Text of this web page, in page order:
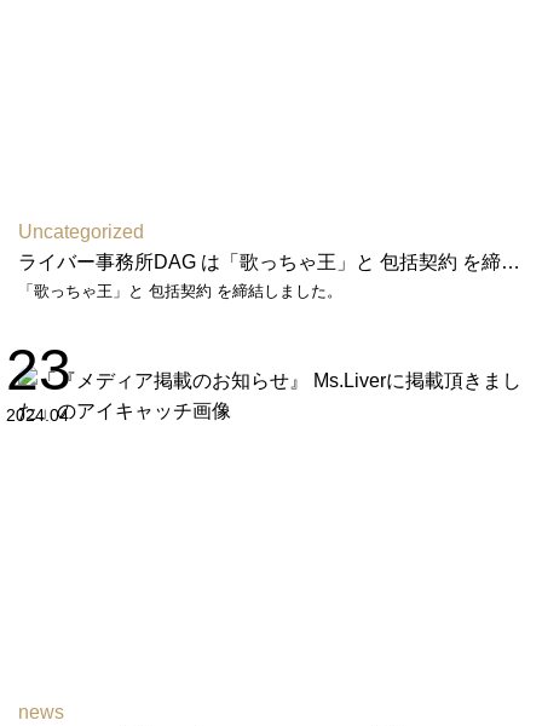
Uncategorized
ライバー事務所DAG は「歌っちゃ王」と 包括契約 を締結しました
「歌っちゃ王」と 包括契約 を締結しました。
23
2024.04
news